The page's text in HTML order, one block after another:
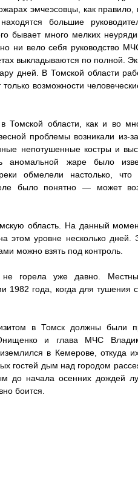
эмчеэсовцы, как
большие
бывает много мелких
ни вело себя руководство
выкладываются по полной.
дней. В Томской области
возможности
Томской области, как и во
проблемы возникали из-за
непотушенные костры и
аномальной жаре было
обмелели настолько,
было понятно — может
область. На данный
этом уровне несколько дней.
можно взять под контроль.
горела уже давно.
года, когда для тушения
в Томск должны были
Онищенко и глава МЧС
в Кемерове, откуда
гостей дым над городом
до начала осенних дождей
боится.